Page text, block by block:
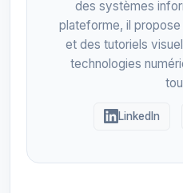
des systèmes
plateforme, il
et des tutoriels
technologies
LinkedIn